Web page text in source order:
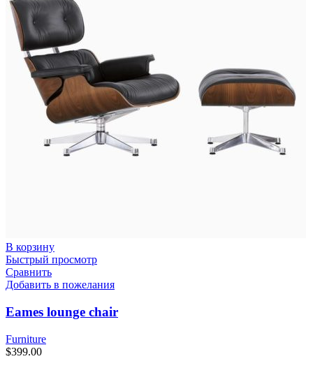
В корзину
Быстрый просмотр
Сравнить
Добавить в пожелания
Eames lounge chair
Furniture
$399.00